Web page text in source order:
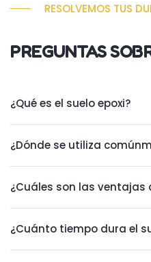
RESOLVEMOS TUS
PREGUNTAS
¿Qué es el suelo epoxi?
¿Dónde se utiliza
¿Cuáles son las ventajas
¿Cuánto tiempo dura el